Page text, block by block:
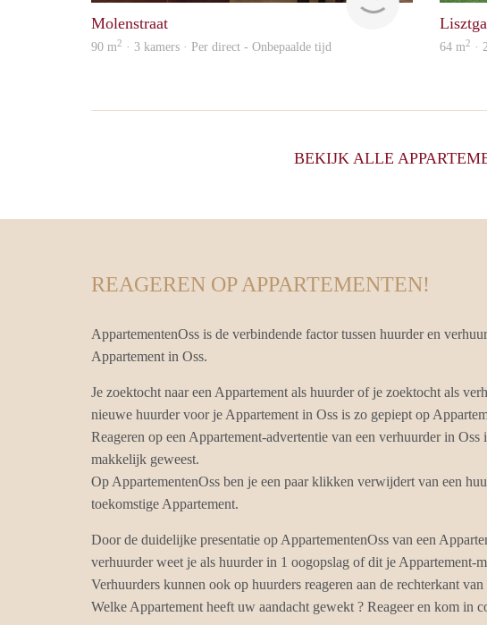
Molenstraat
90 m2 · 3 kamers · Per direct - Onbepaalde tijd 64 m2 ·
BEKIJK ALLE
REAGEREN OP APPARTEMENTEN!
AppartementenOss is de verbindende factor tussen huurder en
Appartement in Oss.
Je zoektocht naar een Appartement als huurder of je zoektocht als
nieuwe huurder voor je Appartement in Oss is zo gepiept op
Reageren op een Appartement-advertentie van een verhuurder in Oss
makkelijk geweest.
Op AppartementenOss ben je een paar klikken verwijdert van een
toekomstige Appartement.
Door de duidelijke presentatie op AppartementenOss van een
verhuurder weet je als huurder in 1 oogopslag of dit je Appartement-
Verhuurders kunnen ook op huurders reageren aan de rechterkant
Welke Appartement heeft uw aandacht gewekt ? Reageer en kom in